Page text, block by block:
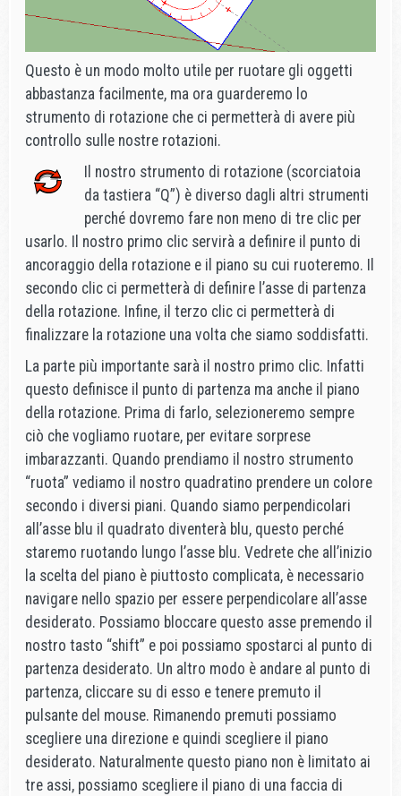
Questo è un modo molto utile per ruotare gli oggetti
abbastanza facilmente, ma ora guarderemo lo
strumento di rotazione che ci permetterà di avere più
controllo sulle nostre rotazioni.
Il nostro strumento di rotazione (scorciatoia
da tastiera “Q”) è diverso dagli altri strumenti
perché dovremo fare non meno di tre clic per
usarlo. Il nostro primo clic servirà a definire il punto di
ancoraggio della rotazione e il piano su cui ruoteremo. Il
secondo clic ci permetterà di definire l’asse di partenza
della rotazione. Infine, il terzo clic ci permetterà di
finalizzare la rotazione una volta che siamo soddisfatti.
La parte più importante sarà il nostro primo clic. Infatti
questo definisce il punto di partenza ma anche il piano
della rotazione. Prima di farlo, selezioneremo sempre
ciò che vogliamo ruotare, per evitare sorprese
imbarazzanti. Quando prendiamo il nostro strumento
“ruota” vediamo il nostro quadratino prendere un colore
secondo i diversi piani. Quando siamo perpendicolari
all’asse blu il quadrato diventerà blu, questo perché
staremo ruotando lungo l’asse blu. Vedrete che all’inizio
la scelta del piano è piuttosto complicata, è necessario
navigare nello spazio per essere perpendicolare all’asse
desiderato. Possiamo bloccare questo asse premendo il
nostro tasto “shift” e poi possiamo spostarci al punto di
partenza desiderato. Un altro modo è andare al punto di
partenza, cliccare su di esso e tenere premuto il
pulsante del mouse. Rimanendo premuti possiamo
scegliere una direzione e quindi scegliere il piano
desiderato. Naturalmente questo piano non è limitato ai
tre assi, possiamo scegliere il piano di una faccia di